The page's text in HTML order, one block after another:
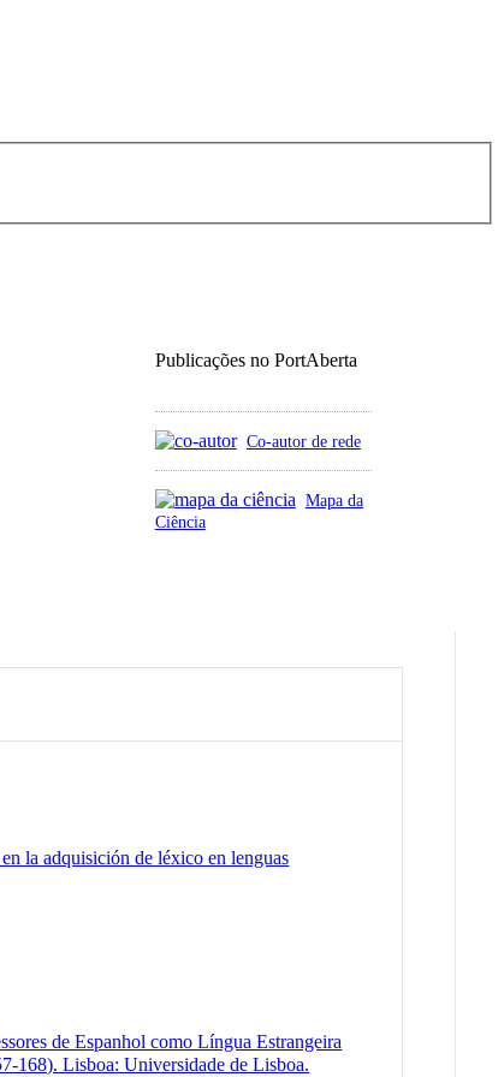
Publicações no PortAberta
Co-autor de rede
Mapa da
Ciência
la adquisición de léxico en lenguas
de Espanhol como Língua Estrangeira
168). Lisboa: Universidade de Lisboa.